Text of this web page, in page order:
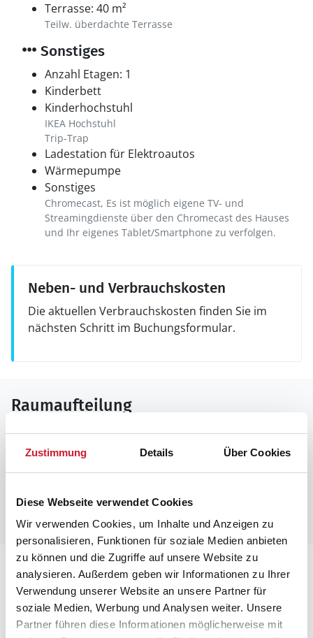
Zustimmung Details Über Cookies
Diese Webseite verwendet Cookies
Wir verwenden Cookies, um Inhalte und Anzeigen zu
personalisieren, Funktionen für soziale Medien anbieten
zu können und die Zugriffe auf unsere Website zu
analysieren. Außerdem geben wir Informationen zu Ihrer
Verwendung unserer Website an unsere Partner für
soziale Medien, Werbung und Analysen weiter. Unsere
Partner führen diese Informationen möglicherweise mit
Terrasse: 40 m²
Teilw. überdachte Terrasse
Sonstiges
Anzahl Etagen: 1
Kinderbett
Kinderhochstuhl
IKEA Hochstuhl
Trip-Trap
Ladestation für Elektroautos
Wärmepumpe
Sonstiges
Chromecast, Es ist möglich eigene TV- und
Streamingdienste über den Chromecast des Hauses
und Ihr eigenes Tablet/Smartphone zu verfolgen.
Neben- und Verbrauchskosten
Die aktuellen Verbrauchskosten finden Sie im
nächsten Schritt im Buchungsformular.
Raumaufteilung
Lageplan
Adresse
Ferienhaus 8529